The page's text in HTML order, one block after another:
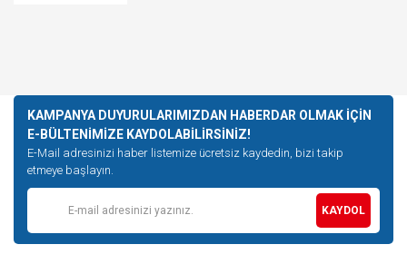
KAMPANYA DUYURULARIMIZDAN HABERDAR OLMAK İÇİN
E-BÜLTENİMİZE KAYDOLABİLİRSİNİZ!
E-Mail adresinizi haber listemize ücretsiz kaydedin, bizi takip
etmeye başlayın.
KAYDOL